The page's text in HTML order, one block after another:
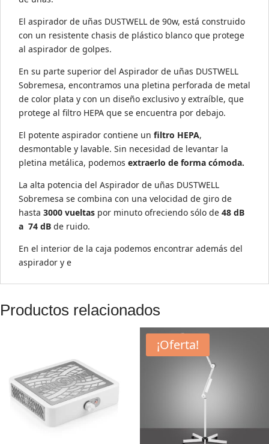
El aspirador de uñas DUSTWELL de 90w, está construido
con un resistente chasis de plástico blanco que protege
al aspirador de golpes.
En su parte superior del Aspirador de uñas DUSTWELL
Sobremesa, encontramos una pletina perforada de metal
de color plata y con un diseño exclusivo y extraíble, que
protege al filtro HEPA que se encuentra por debajo.
El potente aspirador contiene un filtro HEPA,
desmontable y lavable. Sin necesidad de levantar la
pletina metálica, podemos extraerlo de forma cómoda.
La alta potencia del Aspirador de uñas DUSTWELL
Sobremesa se combina con una velocidad de giro de
hasta 3000 vueltas por minuto ofreciendo sólo de 48 dB
a 74 dB de ruido.
En el interior de la caja podemos encontrar además del
aspirador y e
Productos relacionados
¡Oferta!